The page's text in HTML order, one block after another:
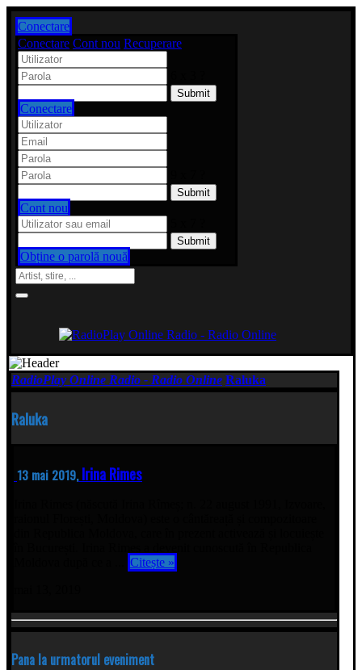
Conectare
Conectare Cont nou Recuperare
Conectare
Cont nou
Obține o parolă nouă
RadioPlay Online Radio - Radio Online Raluka
Raluka
13 mai 2019, Irina Rimes
Citește »
Pana la urmatorul eveniment